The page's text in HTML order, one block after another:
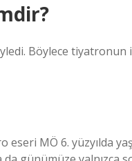
Böylece tiyatronun
MÖ 6. yüzyılda